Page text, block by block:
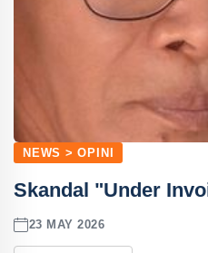
NEWS > OPINI
Skandal "Under
23 MAY 2026